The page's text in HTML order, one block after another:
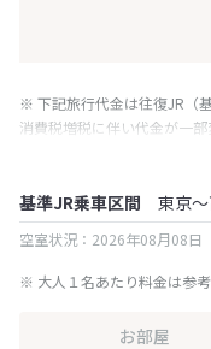
※ 下記旅行代金は往復JR（
消費税増税に伴い代金が一部
※ 表示されている旅行代金
基準JR乗車区間 東京
空室状況：2026年08月08日
※ 大人１名あたり料金は参考
お部屋